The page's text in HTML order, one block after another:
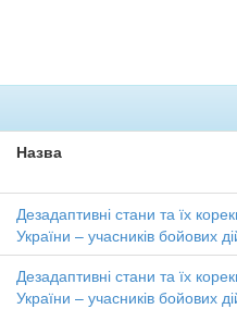
Назва
Дезадаптивні стани та їх
України – учасників бойових
Дезадаптивні стани та їх
України – учасників бойових